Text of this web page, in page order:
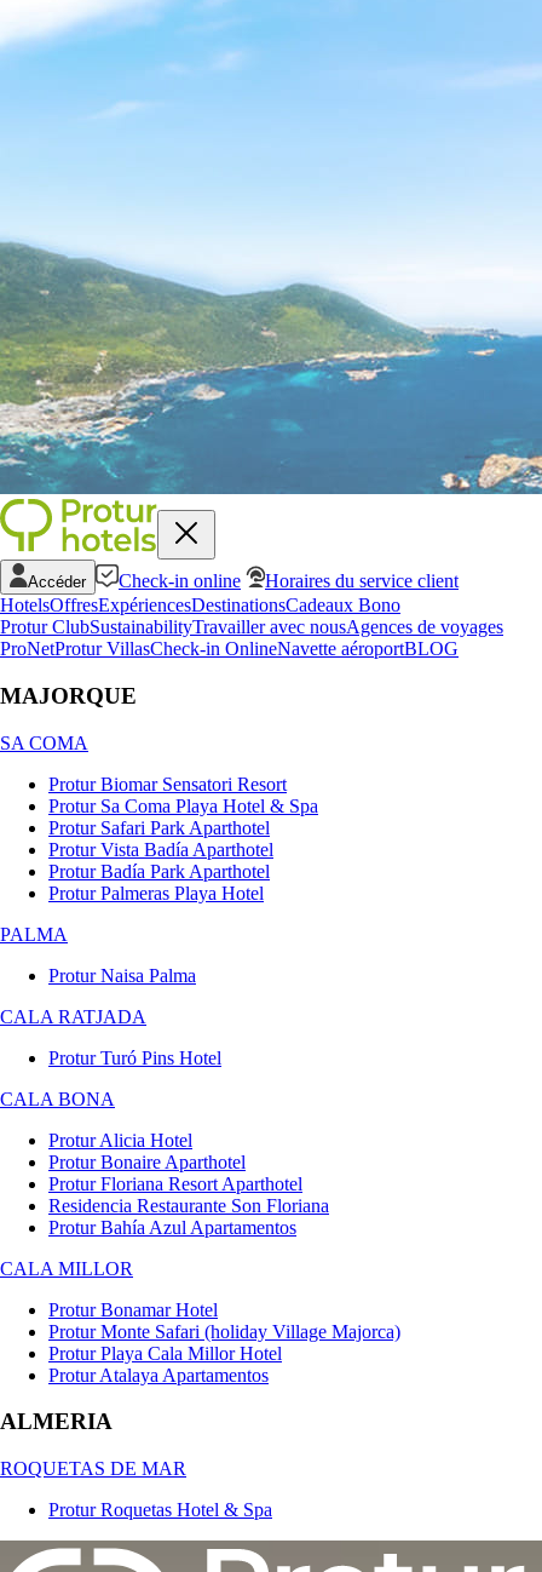
Accéder Check-in online
Horaires du service client
HotelsOffresExpériencesDestinationsCadeaux Bono
Protur ClubSustainabilityTravailler avec nousAgences de voyages
ProNetProtur VillasCheck-in OnlineNavette aéroportBLOG
MAJORQUE
SA COMA
Protur Biomar Sensatori Resort
Protur Sa Coma Playa Hotel & Spa
Protur Safari Park Aparthotel
Protur Vista Badía Aparthotel
Protur Badía Park Aparthotel
Protur Palmeras Playa Hotel
PALMA
Protur Naisa Palma
CALA RATJADA
Protur Turó Pins Hotel
CALA BONA
Protur Alicia Hotel
Protur Bonaire Aparthotel
Protur Floriana Resort Aparthotel
Residencia Restaurante Son Floriana
Protur Bahía Azul Apartamentos
CALA MILLOR
Protur Bonamar Hotel
Protur Monte Safari (holiday Village Majorca)
Protur Playa Cala Millor Hotel
Protur Atalaya Apartamentos
ALMERIA
ROQUETAS DE MAR
Protur Roquetas Hotel & Spa